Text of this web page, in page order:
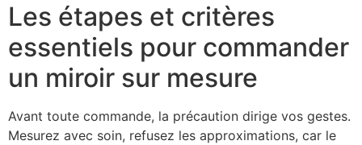
Les étapes et critères
essentiels pour commander
un miroir sur mesure
Avant toute commande, la précaution dirige vos gestes.
Mesurez avec soin, refusez les approximations, car le